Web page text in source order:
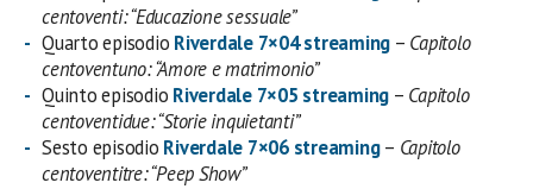
centoventi: “Educazione sessuale”
Quarto episodio Riverdale 7×04 streaming – Capitolo
centoventuno: “Amore e matrimonio”
Quinto episodio Riverdale 7×05 streaming – Capitolo
centoventidue: “Storie inquietanti”
Sesto episodio Riverdale 7×06 streaming– Capitolo
centoventitre: “Peep Show”